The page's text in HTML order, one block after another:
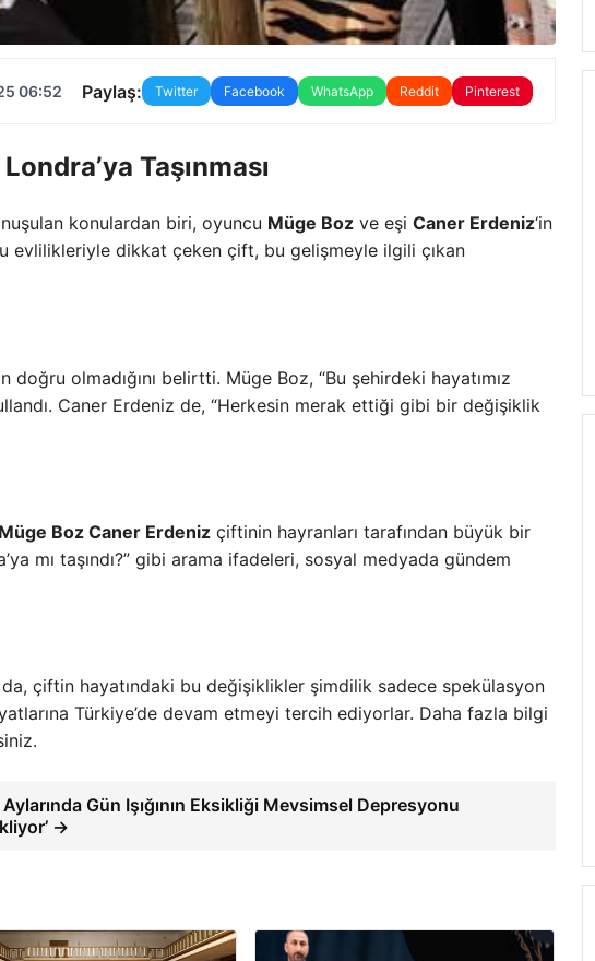
06:52 Paylaş: Twitter Facebook WhatsApp Reddit Pinterest
Taşınması
konulardan biri, oyuncu Müge Boz ve eşi Caner Erdeniz‘in
evlilikleriyle dikkat çeken çift, bu gelişmeyle ilgili çıkan
doğru olmadığını belirtti. Müge Boz, “Bu şehirdeki hayatımız
Caner Erdeniz de, “Herkesin merak ettiği gibi bir değişiklik
Müge Boz Caner Erdeniz çiftinin hayranları tarafından büyük bir
mı taşındı?” gibi arama ifadeleri, sosyal medyada gündem
çiftin hayatındaki bu değişiklikler şimdilik sadece spekülasyon
Türkiye’de devam etmeyi tercih ediyorlar. Daha fazla bilgi
Aylarında Gün Işığının Eksikliği Mevsimsel Depresyonu
→